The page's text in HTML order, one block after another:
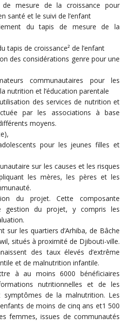
de mesure de la croissance pour
santé et le suivi de l’enfant
du tapis de mesure de la
tapis de croissance² de l’enfant
des considérations genre pour une
communautaires pour les
nutrition et l’éducation parentale
des services de nutrition et
par les associations à base
moyens.
pour les jeunes filles et
sur les causes et les risques
les mères, les pères et les
du projet. Cette composante
gestion du projet, y compris les
sur les quartiers d’Arhiba, de Bâche
situés à proximité de Djibouti-ville.
des taux élevés d’extrême
et de malnutrition infantile.
à au moins 6000 bénéficiaires
nutritionnelles et de les
symptômes de la malnutrition. Les
de moins de cinq ans et1 500
femmes, issues de communautés